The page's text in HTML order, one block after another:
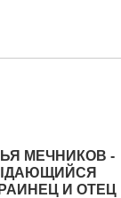
МЕЧНИКОВ -
И ОТЕЦ